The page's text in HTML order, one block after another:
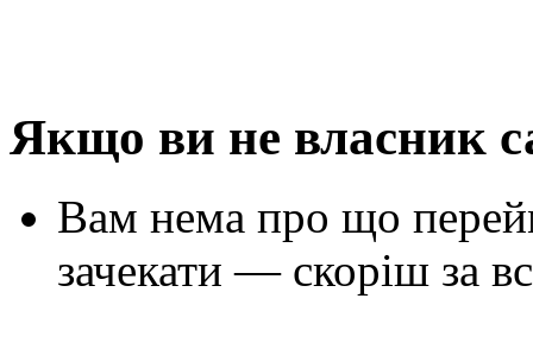
Якщо ви не власник
Вам нема про що
зачекати — скоріш за